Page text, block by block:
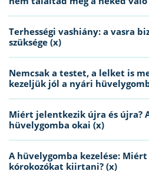
Terhességi vashiány: a vasra
szüksége (x)
Nemcsak a testet, a lelket is
kezeljük jól a nyári
Miért jelentkezik újra és újra?
hüvelygomba okai (x)
A hüvelygomba kezelése: Miért
kórokozókat kiirtani? (x)